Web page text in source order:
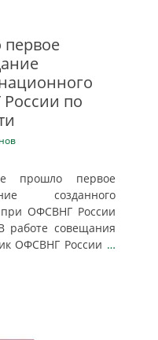
по
прошло первое
созданного
при ОФСВНГ России
работе совещания
ОФСВНГ России …